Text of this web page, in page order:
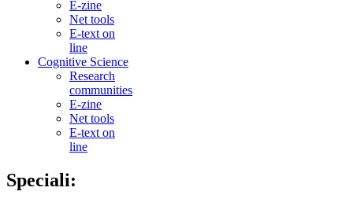
E-zine
Net tools
E-text on
line
Cognitive Science
Research
communities
E-zine
Net tools
E-text on
line
Speciali: